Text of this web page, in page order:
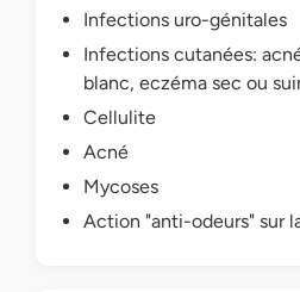
Infections uro-génitales
Infections cutanées:
blanc, eczéma sec ou
Cellulite
Acné
Mycoses
Action "anti-odeurs" sur